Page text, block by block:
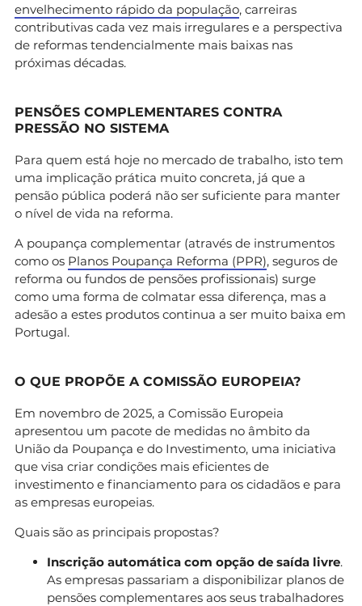
envelhecimento rápido da população, carreiras
contributivas cada vez mais irregulares e a perspectiva
de reformas tendencialmente mais baixas nas
próximas décadas.
PENSÕES COMPLEMENTARES CONTRA
PRESSÃO NO SISTEMA
Para quem está hoje no mercado de trabalho, isto tem
uma implicação prática muito concreta, já que a
pensão pública poderá não ser suficiente para manter
o nível de vida na reforma.
A poupança complementar (através de instrumentos
como os Planos Poupança Reforma (PPR), seguros de
reforma ou fundos de pensões profissionais) surge
como uma forma de colmatar essa diferença, mas a
adesão a estes produtos continua a ser muito baixa em
Portugal.
O QUE PROPÕE A COMISSÃO EUROPEIA?
Em novembro de 2025, a Comissão Europeia
apresentou um pacote de medidas no âmbito da
União da Poupança e do Investimento, uma iniciativa
que visa criar condições mais eficientes de
investimento e financiamento para os cidadãos e para
as empresas europeias.
Quais são as principais propostas?
Inscrição automática com opção de saída livre.
As empresas passariam a disponibilizar planos de
pensões complementares aos seus trabalhadores